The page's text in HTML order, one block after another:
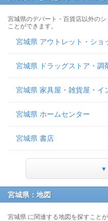
宮城県のデパート・百貨店以外の
ことができます。
宮城県 アウトレット・ショ
宮城県 ドラッグストア・調
宮城県 家具屋・雑貨屋・イ
宮城県 ホームセンター
宮城県 書店
▼
宮城県：地図
宮城県 に関連する地図を探すことが